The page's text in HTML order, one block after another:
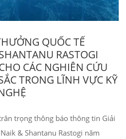
QUỐC TẾ
RASTOGI
CÁC NGHIÊN CỨU
TRONG LĨNH VỰC KỸ
trọng thông báo thông tin Giải
& Shantanu Rastogi năm